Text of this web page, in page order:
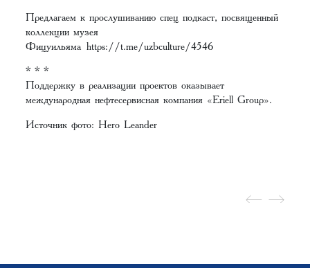
Предлагаем к прослушиванию спец подкаст, посвященный
коллекции музея
Фицуильямаhttps://t.me/uzbculture/4546
* * *
Поддержку в реализации проектов оказывает
международная нефтесервисная компания «Eriell Group».
Источник фото: Hero Leander